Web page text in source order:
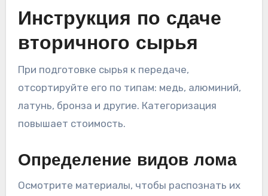
Инструкция по сдаче
вторичного сырья
При подготовке сырья к передаче,
отсортируйте его по типам: медь, алюминий,
латунь, бронза и другие. Категоризация
повышает стоимость.
Определение видов лома
Осмотрите материалы, чтобы распознать их